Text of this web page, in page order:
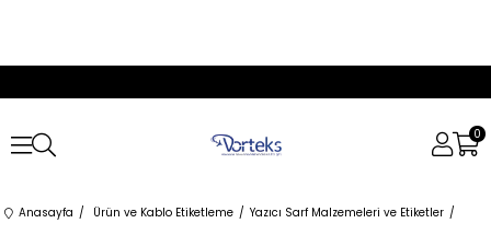
0
Anasayfa Ürün ve Kablo Etiketleme Yazıcı Sarf Malzemeleri ve Etiketler